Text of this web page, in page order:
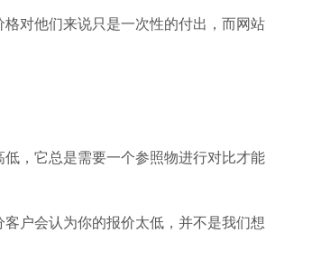
对他们来说只是一次性的付出，而网站
，它总是需要一个参照物进行对比才能
户会认为你的报价太低，并不是我们想